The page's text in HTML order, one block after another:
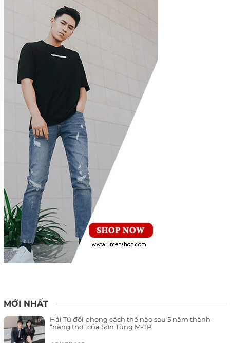
MỚI NHẤT
Hải Tú đổi phong cách thế nào sau 5 năm thành
“nàng thơ” của Sơn Tùng M-TP